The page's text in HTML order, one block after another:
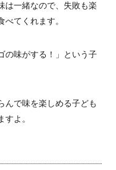
は一緒なので、失敗も楽
てくれます。
の味がする！」という子
んで味を楽しめる子ども
よ。